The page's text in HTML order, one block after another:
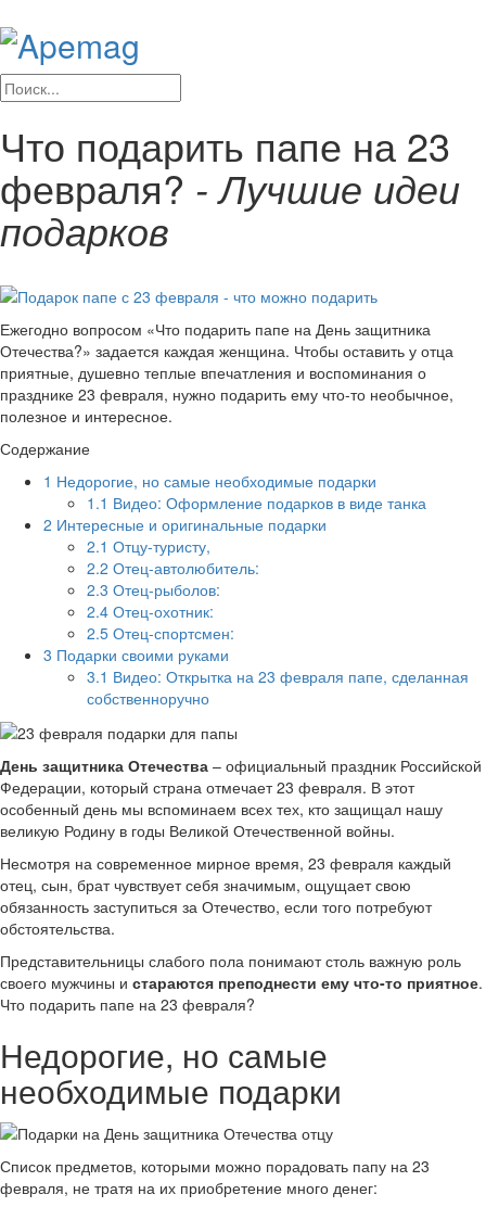
Что подарить папе на 23
февраля? - Лучшие идеи
подарков
Ежегодно вопросом «Что подарить папе на День защитника
Отечества?» задается каждая женщина. Чтобы оставить у отца
приятные, душевно теплые впечатления и воспоминания о
празднике 23 февраля, нужно подарить ему что-то необычное,
полезное и интересное.
Содержание
1 Недорогие, но самые необходимые подарки
1.1 Видео: Оформление подарков в виде танка
2 Интересные и оригинальные подарки
2.1 Отцу-туристу,
2.2 Отец-автолюбитель:
2.3 Отец-рыболов:
2.4 Отец-охотник:
2.5 Отец-спортсмен:
3 Подарки своими руками
3.1 Видео: Открытка на 23 февраля папе, сделанная
собственноручно
День защитника Отечества – официальный праздник Российской
Федерации, который страна отмечает 23 февраля. В этот
особенный день мы вспоминаем всех тех, кто защищал нашу
великую Родину в годы Великой Отечественной войны.
Несмотря на современное мирное время, 23 февраля каждый
отец, сын, брат чувствует себя значимым, ощущает свою
обязанность заступиться за Отечество, если того потребуют
обстоятельства.
Представительницы слабого пола понимают столь важную роль
своего мужчины и стараются преподнести ему что-то приятное.
Что подарить папе на 23 февраля?
Недорогие, но самые
необходимые подарки
Список предметов, которыми можно порадовать папу на 23
февраля, не тратя на их приобретение много денег: